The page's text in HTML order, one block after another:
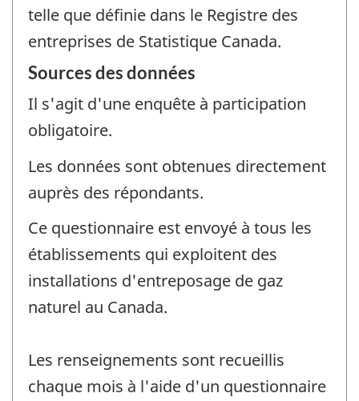
telle que définie dans le Registre des
entreprises de Statistique Canada.
Sources des données
Il s'agit d'une enquête à participation
obligatoire.
Les données sont obtenues directement
auprès des répondants.
Ce questionnaire est envoyé à tous les
établissements qui exploitent des
installations d'entreposage de gaz
naturel au Canada.
Les renseignements sont recueillis
chaque mois à l'aide d'un questionnaire